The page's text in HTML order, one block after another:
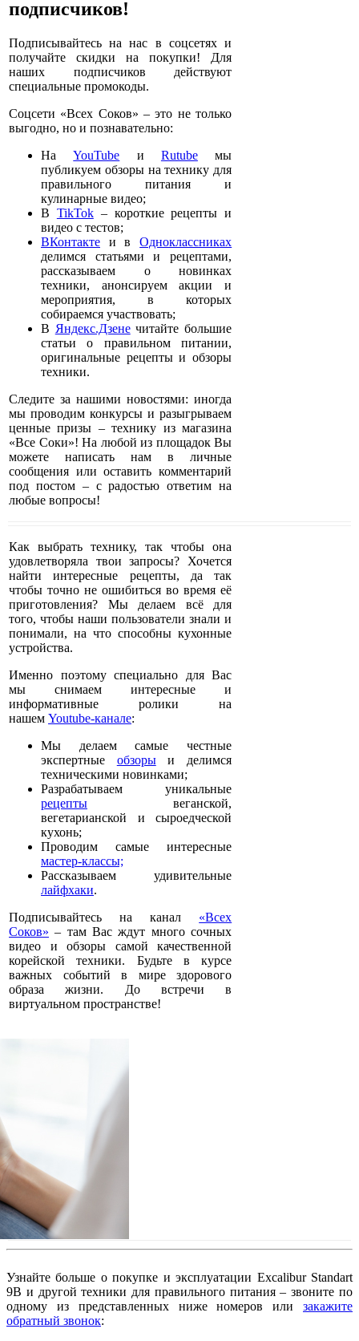
подписчиков!
Подписывайтесь на нас в соцсетях и
получайте скидки на покупки! Для
наших подписчиков действуют
специальные промокоды.
Соцсети «Всех Соков» – это не только
выгодно, но и познавательно:
НаYouTube и Rutubeмы
публикуем обзоры на технику для
правильного питания и
кулинарные видео;
В TikTok– короткие рецепты и
видео с тестов;
ВКонтакте и вОдноклассниках
делимся статьями и рецептами,
рассказываем о новинках
техники, анонсируем акции и
мероприятия, в которых
собираемся участвовать;
В Яндекс.Дзенечитайте большие
статьи о правильном питании,
оригинальные рецепты и обзоры
техники.
Следите за нашими новостями: иногда
мы проводим конкурсы и разыгрываем
ценные призы – технику из магазина
«Все Соки»! На любой из площадок Вы
можете написать нам в личные
сообщения или оставить комментарий
под постом – с радостью ответим на
любые вопросы!
Как выбрать технику, так чтобы она
удовлетворяла твои запросы? Хочется
найти интересные рецепты, да так
чтобы точно не ошибиться во время её
приготовления? Мы делаем всё для
того, чтобы наши пользователи знали и
понимали, на что способны кухонные
устройства.
Именно поэтому специально для Вас
мы снимаем интересные и
информативные ролики на
нашем Youtube-канале:
Мы делаем самые честные
экспертные обзорыи делимся
техническими новинками;
Разрабатываем уникальные
рецепты веганской,
вегетарианской и сыроедческой
кухонь;
Проводим самые интересные
мастер-классы;
Рассказываем удивительные
лайфхаки.
Подписывайтесь на канал «Всех
Соков» – там Вас ждут много сочных
видео и обзоры самой качественной
корейской техники. Будьте в курсе
важных событий в мире здорового
образа жизни. До встречи в
виртуальном пространстве!
Узнайте больше о покупке и эксплуатации Excalibur Standart
9B и другой техники для правильного питания – звоните по
одному из представленных ниже номеров или закажите
обратный звонок: